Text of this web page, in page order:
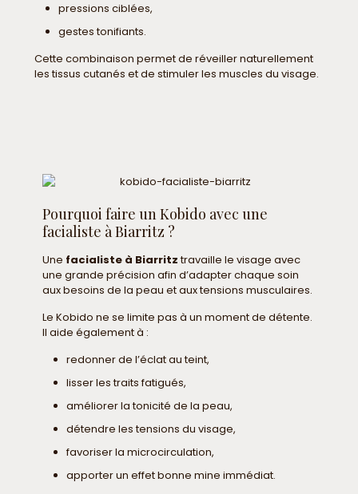
pressions ciblées,
gestes tonifiants.
Cette combinaison permet de réveiller naturellement
les tissus cutanés et de stimuler les muscles du visage.
Pourquoi faire un Kobido avec une
facialiste à Biarritz ?
Une facialiste à Biarritztravaille le visage avec
une grande précision afin d’adapter chaque soin
aux besoins de la peau et aux tensions musculaires.
Le Kobido ne se limite pas à un moment de détente.
Il aide également à :
redonner de l’éclat au teint,
lisser les traits fatigués,
améliorer la tonicité de la peau,
détendre les tensions du visage,
favoriser la microcirculation,
apporter un effet bonne mine immédiat.